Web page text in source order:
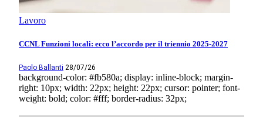
Lavoro
CCNL Funzioni locali: ecco l’accordo per il triennio 2025-2027
Paolo Ballanti 28/07/26
background-color: #fb580a; display: inline-block; margin-
right: 10px; width: 22px; height: 22px; cursor: pointer; font-
weight: bold; color: #fff; border-radius: 32px;